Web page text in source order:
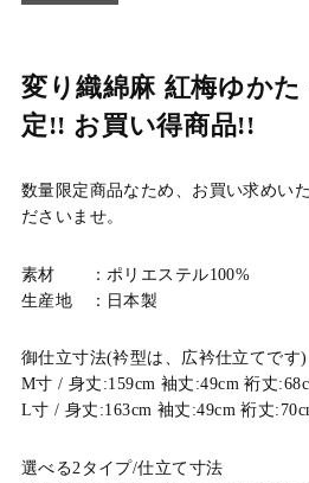
変り織綿麻 紅梅ゆか
定!! お買い得商品!!
数量限定商品なため、お買い求めい
ださいませ。
素材 ：ポリエステル100%
生産地 ：日本製
御仕立寸法(衿型は、広衿仕立てです)
M寸 / 身丈:159cm 袖丈:49cm 裄丈
L寸 / 身丈:163cm 袖丈:49cm 裄丈
選べる2タイプ/仕立て寸法